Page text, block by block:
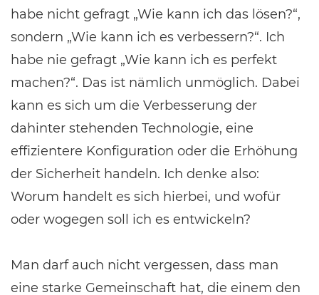
habe nicht gefragt „Wie kann ich das lösen?“,
sondern „Wie kann ich es verbessern?“. Ich
habe nie gefragt „Wie kann ich es perfekt
machen?“. Das ist nämlich unmöglich. Dabei
kann es sich um die Verbesserung der
dahinter stehenden Technologie, eine
effizientere Konfiguration oder die Erhöhung
der Sicherheit handeln. Ich denke also:
Worum handelt es sich hierbei, und wofür
oder wogegen soll ich es entwickeln?
Man darf auch nicht vergessen, dass man
eine starke Gemeinschaft hat, die einem den